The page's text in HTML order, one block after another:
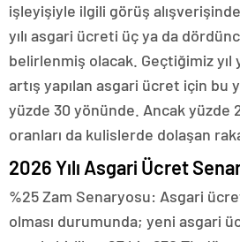
işleyişiyle ilgili görüş
yılı asgari ücreti üç ya da
belirlenmiş olacak. Geçtiğimiz yıl
artış yapılan asgari ücret için bu
yüzde 30 yönünde. Ancak yüzde
oranları da kulislerde dolaşan
2026 Yılı Asgari Ücret
%25 Zam Senaryosu: Asgari
olması durumunda; yeni asgari